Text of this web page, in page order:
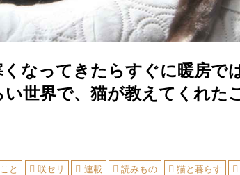
なってきたらすぐに暖房で
い世界で、猫が教えてくれ
と 咲セリ 連載 読みもの 猫と暮らす